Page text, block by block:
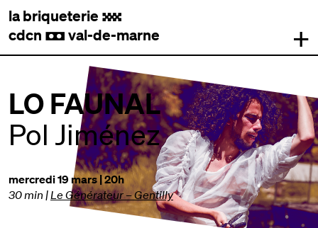
la briqueterie .
cdcn , val-de-marne +
LO FAUNAL
Pol Jiménez
mercredi 19 mars | 20h
30 min |Le Générateur – Gentilly